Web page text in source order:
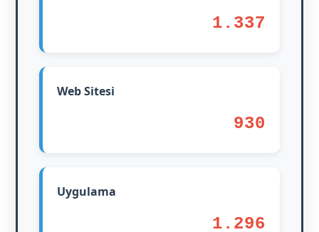
1.337
Web Sitesi
930
Uygulama
1.296